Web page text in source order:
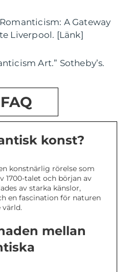
A Gateway
Liverpool. [Länk]
Art.” Sotheby’s.
FAQ
konst?
konstnärlig rörelse som
1700-talet och början av
av starka känslor,
en fascination för naturen
värld.
mellan